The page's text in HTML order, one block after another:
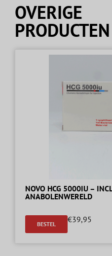
OVERIGE
PRODUCTEN
NOVO HCG 5000IU –
ANABOLENWERELD
BESTEL €39,95